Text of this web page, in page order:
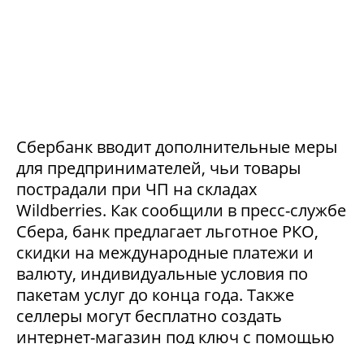
Сбербанк вводит дополнительные меры
для предпринимателей, чьи товары
пострадали при ЧП на складах
Wildberries. Как сообщили в пресс-службе
Сбера, банк предлагает льготное РКО,
скидки на международные платежи и
валюту, индивидуальные условия по
пакетам услуг до конца года. Также
селлеры могут бесплатно создать
интернет-магазин под ключ с помощью